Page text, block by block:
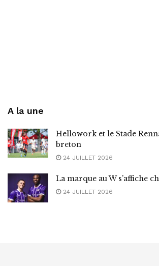
A la une
Hellowork et le Stade
breton
24 JUILLET 2026
La marque au W s’affiche
24 JUILLET 2026